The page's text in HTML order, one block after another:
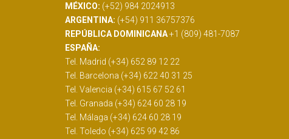
MÉXICO: (+52) 984 2024913
ARGENTINA: (+54) 911 36757376
REPÚBLICA DOMINICANA+1 (809) 481-7087
ESPAÑA:
Tel. Madrid (+34) 652 89 12 22
Tel. Barcelona (+34) 622 40 31 25
Tel. Valencia (+34) 615 67 52 61
Tel. Granada (+34) 624 60 28 19
Tel. Málaga (+34) 624 60 28 19
Tel. Toledo (+34) 625 99 42 86